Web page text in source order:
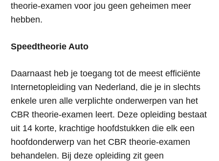
theorie-examen voor jou geen geheimen meer
hebben.
Speedtheorie Auto
Daarnaast heb je toegang tot de meest efficiënte
Internetopleiding van Nederland, die je in slechts
enkele uren alle verplichte onderwerpen van het
CBR theorie-examen leert. Deze opleiding bestaat
uit 14 korte, krachtige hoofdstukken die elk een
hoofdonderwerp van het CBR theorie-examen
behandelen. Bij deze opleiding zit geen